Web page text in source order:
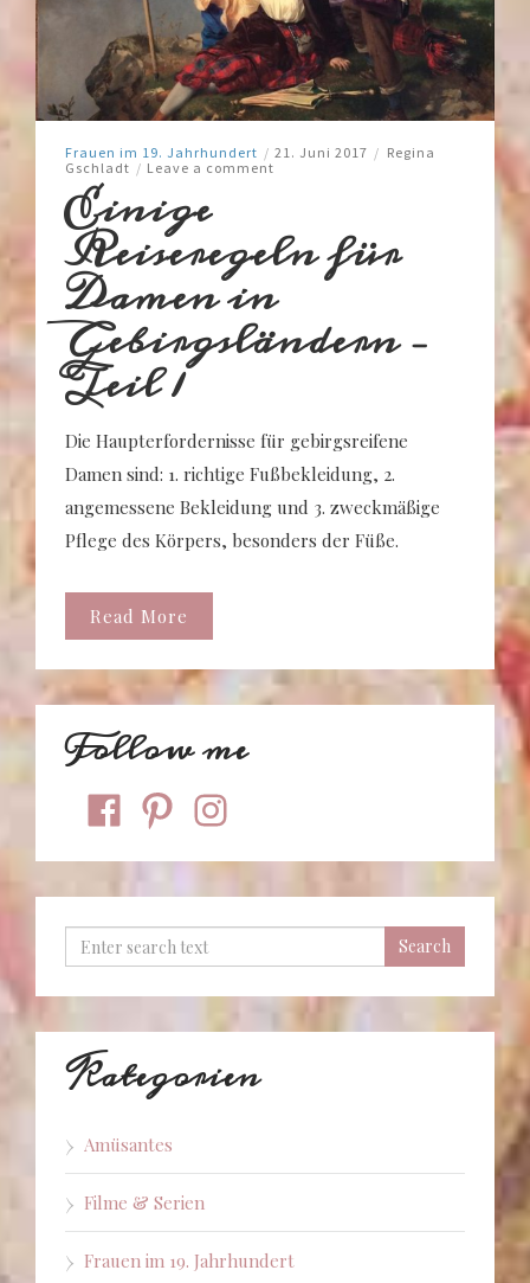
Frauen im 19. Jahrhundert / 21. Juni 2017 / Regina
Gschladt / Leave a comment
Einige
Reiseregeln für
Damen in
Gebirgsländern –
Teil 1
Die Haupterfordernisse für gebirgsreifene
Damen sind: 1. richtige Fußbekleidung, 2.
angemessene Bekleidung und 3. zweckmäßige
Pflege des Körpers, besonders der Füße.
Read More
Follow me
facebookpinterestinstagram
Kategorien
Amüsantes
Filme & Serien
Frauen im 19. Jahrhundert